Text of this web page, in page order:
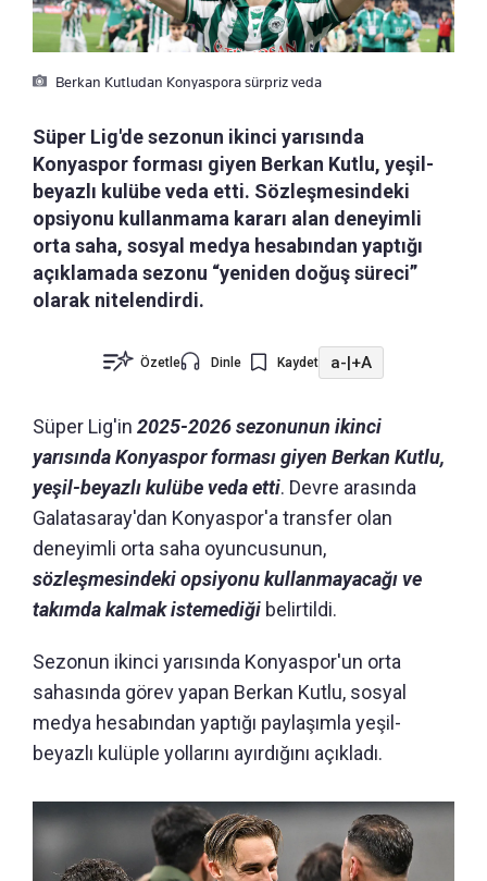
Berkan Kutludan Konyaspora sürpriz veda
Süper Lig'de sezonun ikinci yarısında
Konyaspor forması giyen Berkan Kutlu, yeşil-
beyazlı kulübe veda etti. Sözleşmesindeki
opsiyonu kullanmama kararı alan deneyimli
orta saha, sosyal medya hesabından yaptığı
açıklamada sezonu “yeniden doğuş süreci”
olarak nitelendirdi.
Özetle Dinle Kaydet a-|+A
Süper Lig'in 2025-2026 sezonunun ikinci
yarısında Konyaspor forması giyen Berkan Kutlu,
yeşil-beyazlı kulübe veda etti. Devre arasında
Galatasaray'dan Konyaspor'a transfer olan
deneyimli orta saha oyuncusunun,
sözleşmesindeki opsiyonu kullanmayacağı ve
takımda kalmak istemediği belirtildi.
Sezonun ikinci yarısında Konyaspor'un orta
sahasında görev yapan Berkan Kutlu, sosyal
medya hesabından yaptığı paylaşımla yeşil-
beyazlı kulüple yollarını ayırdığını açıkladı.